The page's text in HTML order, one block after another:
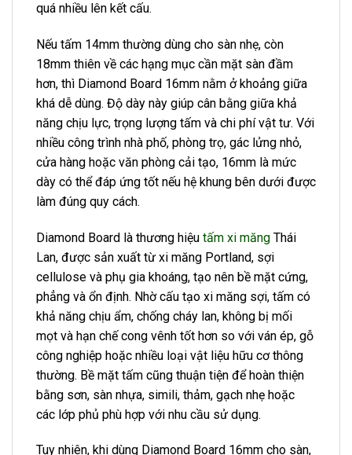
quá nhiều lên kết cấu.
Nếu tấm 14mm thường dùng cho sàn nhẹ, còn
18mm thiên về các hạng mục cần mặt sàn đầm
hơn, thì Diamond Board 16mm nằm ở khoảng giữa
khá dễ dùng. Độ dày này giúp cân bằng giữa khả
năng chịu lực, trọng lượng tấm và chi phí vật tư. Với
nhiều công trình nhà phố, phòng trọ, gác lửng nhỏ,
cửa hàng hoặc văn phòng cải tạo, 16mm là mức
dày có thể đáp ứng tốt nếu hệ khung bên dưới được
làm đúng quy cách.
Diamond Board là thương hiệu tấm xi măng Thái
Lan, được sản xuất từ xi măng Portland, sợi
cellulose và phụ gia khoáng, tạo nên bề mặt cứng,
phẳng và ổn định. Nhờ cấu tạo xi măng sợi, tấm có
khả năng chịu ẩm, chống cháy lan, không bị mối
mọt và hạn chế cong vênh tốt hơn so với ván ép, gỗ
công nghiệp hoặc nhiều loại vật liệu hữu cơ thông
thường. Bề mặt tấm cũng thuận tiện để hoàn thiện
bằng sơn, sàn nhựa, simili, thảm, gạch nhẹ hoặc
các lớp phủ phù hợp với nhu cầu sử dụng.
Tuy nhiên, khi dùng Diamond Board 16mm cho sàn,